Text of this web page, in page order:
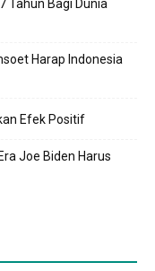
Tahun Bagi Dunia
Harap Indonesia
Efek Positif
Joe Biden Harus